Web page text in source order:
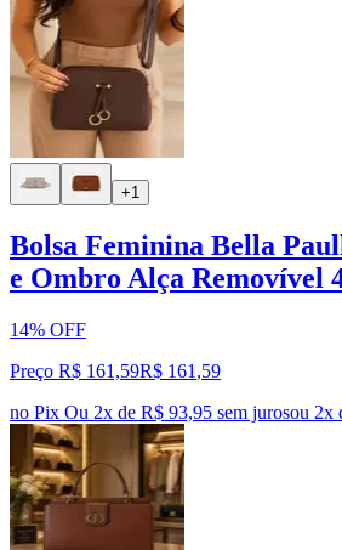
+1
Bolsa Feminina Bella
e Ombro Alça Removível
14% OFF
Preço R$ 161,59R$ 161 ,59
no Pix Ou 2x de R$ 93,95 sem jurosou 2x